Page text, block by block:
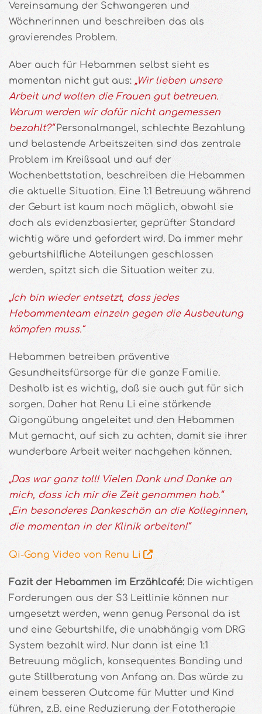
Vereinsamung der Schwangeren und
Wöchnerinnen und beschreiben das als
gravierendes Problem.
Aber auch für Hebammen selbst sieht es
momentan nicht gut aus: „Wir lieben unsere
Arbeit und wollen die Frauen gut betreuen.
Warum werden wir dafür nicht angemessen
bezahlt?“ Personalmangel, schlechte Bezahlung
und belastende Arbeitszeiten sind das zentrale
Problem im Kreißsaal und auf der
Wochenbettstation, beschreiben die Hebammen
die aktuelle Situation. Eine 1:1 Betreuung während
der Geburt ist kaum noch möglich, obwohl sie
doch als evidenzbasierter, geprüfter Standard
wichtig wäre und gefordert wird. Da immer mehr
geburtshilfliche Abteilungen geschlossen
werden, spitzt sich die Situation weiter zu.
„Ich bin wieder entsetzt, dass jedes
Hebammenteam einzeln gegen die Ausbeutung
kämpfen muss.“
Hebammen betreiben präventive
Gesundheitsfürsorge für die ganze Familie.
Deshalb ist es wichtig, daß sie auch gut für sich
sorgen. Daher hat Renu Li eine stärkende
Qigongübung angeleitet und den Hebammen
Mut gemacht, auf sich zu achten, damit sie ihrer
wunderbare Arbeit weiter nachgehen können.
„Das war ganz toll! Vielen Dank und Danke an
mich, dass ich mir die Zeit genommen hab.“
„Ein besonderes Dankeschön an die Kolleginnen,
die momentan in der Klinik arbeiten!“
Qi-Gong Video von Renu Li
Fazit der Hebammen im Erzählcafé: Die wichtigen
Forderungen aus der S3 Leitlinie können nur
umgesetzt werden, wenn genug Personal da ist
und eine Geburtshilfe, die unabhängig vom DRG
System bezahlt wird. Nur dann ist eine 1:1
Betreuung möglich, konsequentes Bonding und
gute Stillberatung von Anfang an. Das würde zu
einem besseren Outcome für Mutter und Kind
führen, z.B. eine Reduzierung der Fototherapie